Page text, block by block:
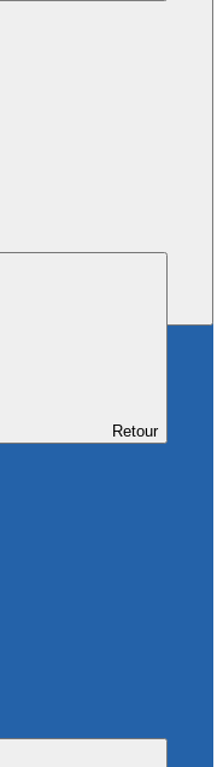
Retour